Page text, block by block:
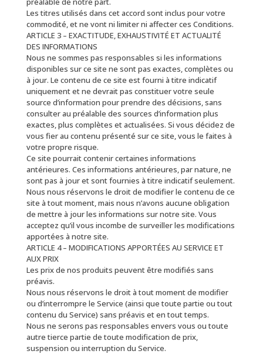
Les titres utilisés dans cet accord sont inclus pour votre
commodité, et ne vont ni limiter ni affecter ces Conditions.
ARTICLE 3 – EXACTITUDE, EXHAUSTIVITÉ ET ACTUALITÉ
DES INFORMATIONS
Nous ne sommes pas responsables si les informations
disponibles sur ce site ne sont pas exactes, complètes ou
à jour. Le contenu de ce site est fourni à titre indicatif
uniquement et ne devrait pas constituer votre seule
source d’information pour prendre des décisions, sans
consulter au préalable des sources d’information plus
exactes, plus complètes et actualisées. Si vous décidez de
vous fier au contenu présenté sur ce site, vous le faites à
votre propre risque.
Ce site pourrait contenir certaines informations
antérieures. Ces informations antérieures, par nature, ne
sont pas à jour et sont fournies à titre indicatif seulement.
Nous nous réservons le droit de modifier le contenu de ce
site à tout moment, mais nous n’avons aucune obligation
de mettre à jour les informations sur notre site. Vous
acceptez qu’il vous incombe de surveiller les modifications
apportées à notre site.
ARTICLE 4 – MODIFICATIONS APPORTÉES AU SERVICE ET
AUX PRIX
Les prix de nos produits peuvent être modifiés sans
préavis.
Nous nous réservons le droit à tout moment de modifier
ou d’interrompre le Service (ainsi que toute partie ou tout
contenu du Service) sans préavis et en tout temps.
Nous ne serons pas responsables envers vous ou toute
autre tierce partie de toute modification de prix,
suspension ou interruption du Service.